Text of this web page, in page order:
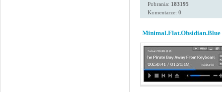
Pobrania: 183195
Komentarze: 0
Minimal.Flat.Obsidian.Blue